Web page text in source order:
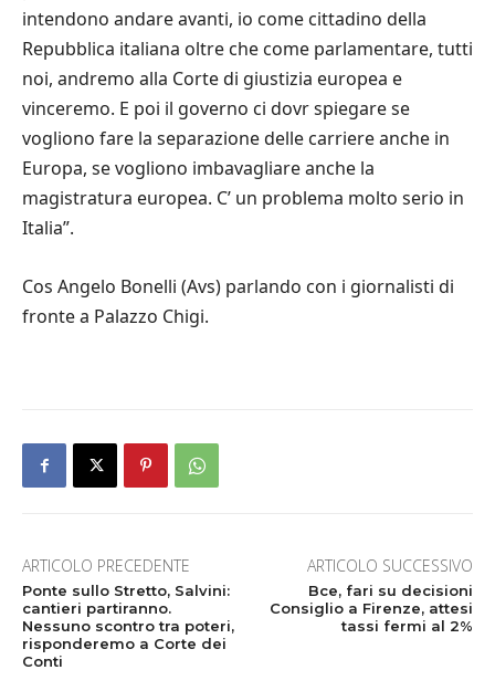
intendono andare avanti, io come cittadino della
Repubblica italiana oltre che come parlamentare, tutti
noi, andremo alla Corte di giustizia europea e
vinceremo. E poi il governo ci dovr spiegare se
vogliono fare la separazione delle carriere anche in
Europa, se vogliono imbavagliare anche la
magistratura europea. C’ un problema molto serio in
Italia”.
Cos Angelo Bonelli (Avs) parlando con i giornalisti di
fronte a Palazzo Chigi.
ARTICOLO PRECEDENTE
Ponte sullo Stretto, Salvini:
cantieri partiranno.
Nessuno scontro tra poteri,
risponderemo a Corte dei
Conti
ARTICOLO SUCCESSIVO
Bce, fari su decisioni
Consiglio a Firenze, attesi
tassi fermi al 2%